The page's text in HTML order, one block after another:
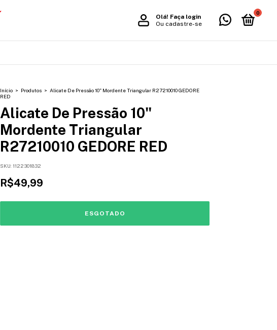
Olá! Faça login
Ou cadastre-se
0
Início > Produtos > Alicate De Pressão 10" Mordente Triangular R27210010 GEDORE
RED
Alicate De Pressão 10"
Mordente Triangular
R27210010 GEDORE RED
SKU: 1122301832
R$49,99